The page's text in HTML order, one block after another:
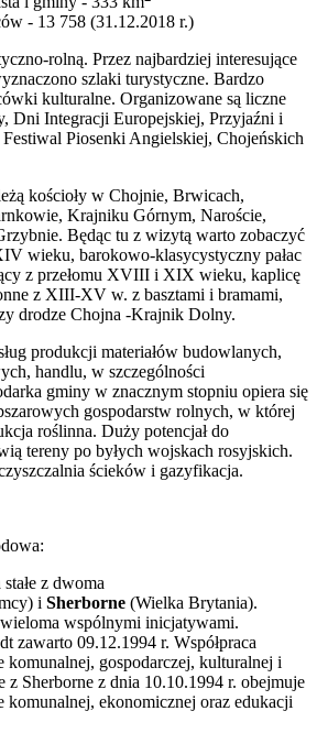
- 13 758 (31.12.2018 r.)
rolną. Przez najbardziej interesujące
szlaki turystyczne. Bardzo
kulturalne. Organizowane są liczne
Dni Integracji Europejskiej, Przyjaźni i
Piosenki Angielskiej, Chojeńskich
kościoły w Chojnie, Brwicach,
Krajniku Górnym, Naroście,
Będąc tu z wizytą warto zobaczyć
wieku, barokowo-klasycystyczny pałac
z przełomu XVIII i XIX wieku, kaplicę
z XIII-XV w. z basztami i bramami,
drodze Chojna -Krajnik Dolny.
produkcji materiałów budowlanych,
handlu, w szczególności
gminy w znacznym stopniu opiera się
gospodarstw rolnych, w której
roślinna. Duży potencjał do
tereny po byłych wojskach rosyjskich.
ścieków i gazyfikacja.
z dwoma
i Sherborne (Wielka Brytania).
wspólnymi inicjatywami.
zawarto 09.12.1994 r. Współpraca
komunalnej, gospodarczej, kulturalnej i
z Sherborne z dnia 10.10.1994 r. obejmuje
komunalnej, ekonomicznej oraz edukacji